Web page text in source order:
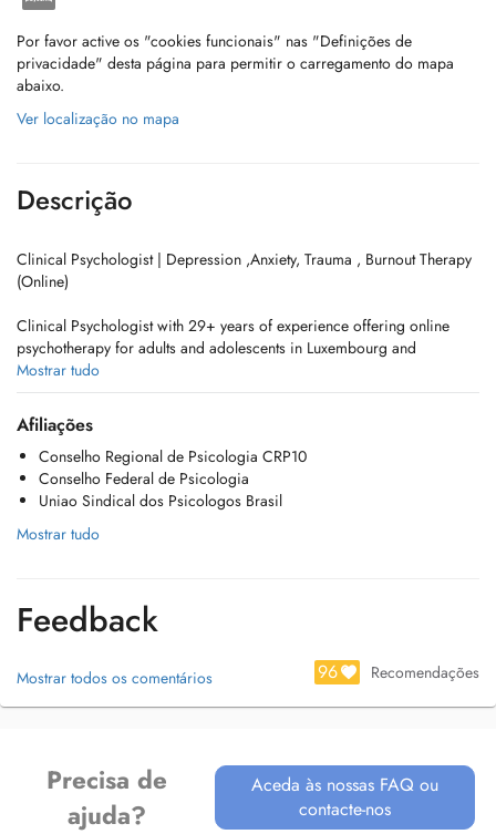
Por favor active os "cookies funcionais" nas "Definições de
privacidade" desta página para permitir o carregamento do mapa
abaixo.
Ver localização no mapa
Descrição
Clinical Psychologist | Depression ,Anxiety, Trauma , Burnout Therapy
(Online)
Clinical Psychologist with 29+ years of experience offering online
psychotherapy for adults and adolescents in Luxembourg and
internationally.
Trauma and emotional distress
Depression
Relationship difficulties
Emotional regulation issues
Anxiety and panic attacks
Burnout and work stress
Languages: English Portuguese
Afternoon and early evening appointments available
Cancellations under 24h are charged in full
Mostrar tudo
Afiliações
Conselho Regional de Psicologia CRP10
Conselho Federal de Psicologia
Uniao Sindical dos Psicologos Brasil
Mostrar tudo
Feedback
Mostrar todos os comentários 96 Recomendações
Precisa de
ajuda?
Aceda às nossas FAQ ou
contacte-nos